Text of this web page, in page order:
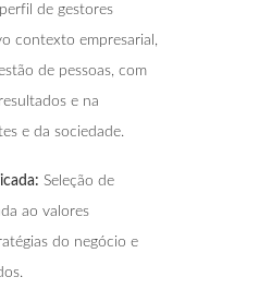
de gestores
contexto empresarial,
de pessoas, com
e na
e da sociedade.
Seleção de
ao valores
do negócio e